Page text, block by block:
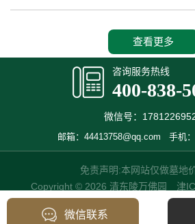
查看更多
咨询服务热线
400-838-
微信号：
邮箱：44413758@qq.com 手机
免责声明:本网站仅做墓地
Copyright © 2026 清东陵万佛园 津
微信联系